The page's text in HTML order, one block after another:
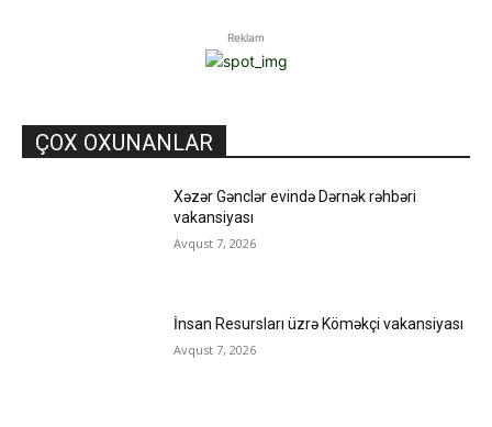
Reklam
ÇOX OXUNANLAR
Xəzər Gənclər evində Dərnək rəhbəri
vakansiyası
Avqust 7, 2026
İnsan Resursları üzrə Köməkçi vakansiyası
Avqust 7, 2026